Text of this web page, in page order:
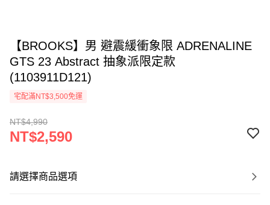
【BROOKS】男 避震緩衝象限 ADRENALINE
GTS 23 Abstract 抽象派限定款
(1103911D121)
宅配滿NT$3,500免運
NT$4,990
NT$2,590
請選擇商品選項